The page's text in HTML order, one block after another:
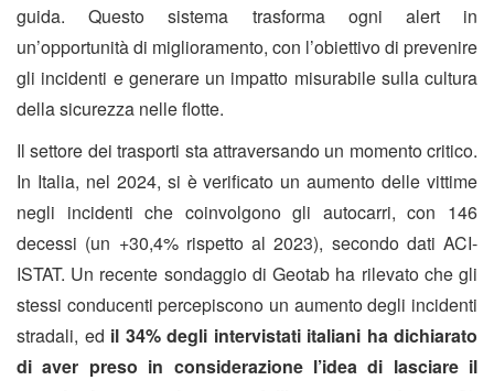
guida. Questo sistema trasforma ogni alert in
un’opportunità di miglioramento, con l’obiettivo di prevenire
gli incidenti e generare un impatto misurabile sulla cultura
della sicurezza nelle flotte.
Il settore dei trasporti sta attraversando un momento critico.
In Italia, nel 2024, si è verificato un aumento delle vittime
negli incidenti che coinvolgono gli autocarri, con 146
decessi (un +30,4% rispetto al 2023), secondo dati ACI-
ISTAT. Un recente sondaggio di Geotab ha rilevato che gli
stessi conducenti percepiscono un aumento degli incidenti
stradali, ed il 34% degli intervistati italiani ha dichiarato
di aver preso in considerazione l’idea di lasciare il